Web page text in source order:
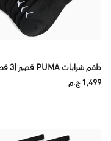
طقم شرابات PUMA قصير (3 قطع)
1,499 ج.م